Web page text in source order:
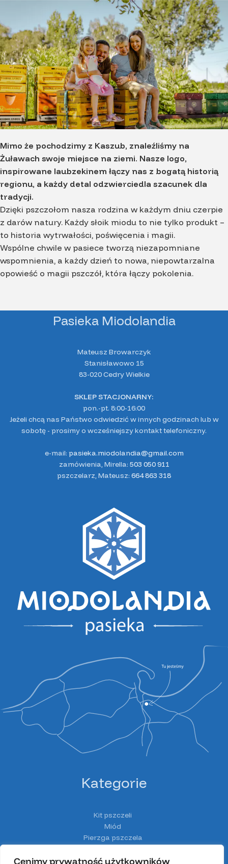
Cenimy prywatność użytkowników
Mimo że pochodzimy z Kaszub, znaleźliśmy na
Żuławach swoje miejsce na ziemi. Nasze logo,
inspirowane laubzekinem łączy nas z bogatą historią
regionu, a każdy detal odzwierciedla szacunek dla
tradycji.
Dzięki pszczołom nasza rodzina w każdym dniu czerpie
z darów natury. Każdy słoik miodu to nie tylko produkt –
to historia wytrwałości, poświęcenia i magii.
Wspólne chwile w pasiece tworzą niezapomniane
wspomnienia, a każdy dzień to nowa, niepowtarzalna
opowieść o magii pszczół, która łączy pokolenia.
Pasieka Miodolandia
Mateusz Browarczyk
Stanisławowo 15
83-020 Cedry Wielkie
SKLEP STACJONARNY:
pon.-pt. 8:00-16:00
Jeżeli chcą nas Państwo odwiedzić w innych godzinach lub w
sobotę - prosimy o wcześniejszy kontakt telefoniczny.
e-mail: pasieka.miodolandia@gmail.com
zamówienia, Mirella: 503 050 911
pszczelarz, Mateusz: 664 863 318
Kategorie
Kit pszczeli
Miód
Pierzga pszczela
Spiżarnia Miodolandia